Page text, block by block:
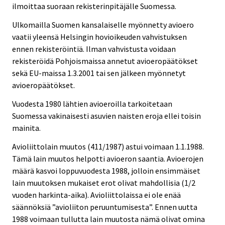
ilmoittaa suoraan rekisterinpitäjälle Suomessa.
Ulkomailla Suomen kansalaiselle myönnetty avioero
vaatii yleensä Helsingin hovioikeuden vahvistuksen
ennen rekisteröintiä. Ilman vahvistusta voidaan
rekisteröidä Pohjoismaissa annetut avioeropäätökset
sekä EU-maissa 1.3.2001 tai sen jälkeen myönnetyt
avioeropäätökset.
Vuodesta 1980 lähtien avioeroilla tarkoitetaan
Suomessa vakinaisesti asuvien naisten eroja ellei toisin
mainita.
Avioliittolain muutos (411/1987) astui voimaan 1.1.1988.
Tämä lain muutos helpotti avioeron saantia. Avioerojen
määrä kasvoi loppuvuodesta 1988, jolloin ensimmäiset
lain muutoksen mukaiset erot olivat mahdollisia (1/2
vuoden harkinta-aika). Avioliittolaissa ei ole enää
säännöksiä ”avioliiton peruuntumisesta”. Ennen uutta
1988 voimaan tullutta lain muutosta nämä olivat omina